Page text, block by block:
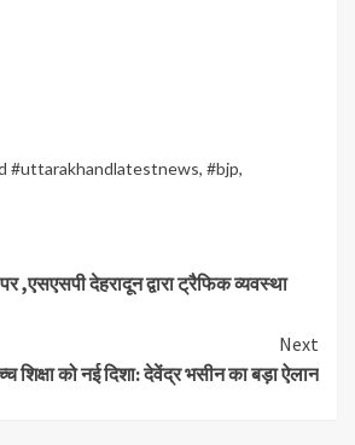
#uttarakhandlatestnews, #bjp,
देहरादून द्वारा ट्रैफिक व्यवस्था
Next
शिक्षा को नई दिशा: देवेंद्र भसीन का बड़ा ऐलान